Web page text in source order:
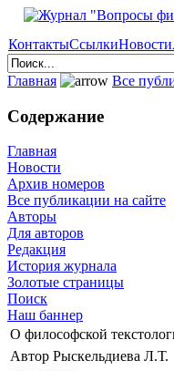
КонтактыСсылкиНовости
Главная Все
Содержание
Главная
Новости
Архив номеров
Все публикации на сайте
Авторы
Для авторов
Редакция
История журнала
Золотые страницы
Поиск
Наш баннер
О философской
Автор Рыскельдиева Л.Т.